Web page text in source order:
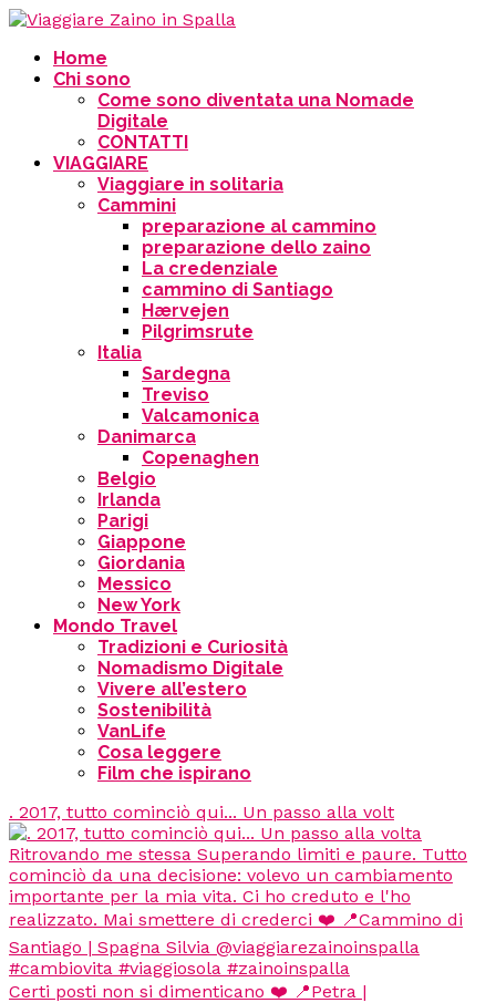
Home
Chi sono
Come sono diventata una Nomade
Digitale
CONTATTI
VIAGGIARE
Viaggiare in solitaria
Cammini
preparazione al cammino
preparazione dello zaino
La credenziale
cammino di Santiago
Hærvejen
Pilgrimsrute
Italia
Sardegna
Treviso
Valcamonica
Danimarca
Copenaghen
Belgio
Irlanda
Parigi
Giappone
Giordania
Messico
New York
Mondo Travel
Tradizioni e Curiosità
Nomadismo Digitale
Vivere all’estero
Sostenibilità
VanLife
Cosa leggere
Film che ispirano
. 2017, tutto cominciò qui... Un passo alla volt
Certi posti non si dimenticano ❤️ 📍Petra |